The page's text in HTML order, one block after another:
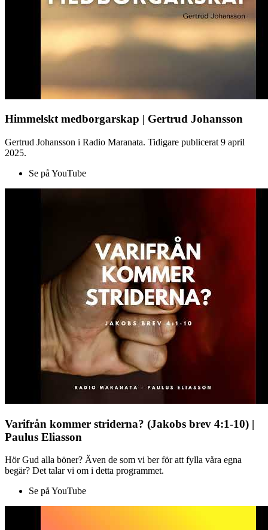
Himmelskt medborgarskap | Gertrud Johansson
Gertrud Johansson i Radio Maranata. Tidigare publicerat 9 april
2025.
Se på YouTube
Varifrån kommer striderna? (Jakobs brev 4:1-10) |
Paulus Eliasson
Hör Gud alla böner? Även de som vi ber för att fylla våra egna
begär? Det talar vi om i detta programmet.
Se på YouTube